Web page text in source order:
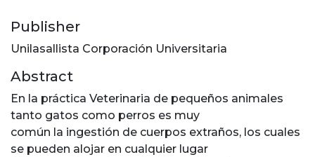
Publisher
Unilasallista Corporación Universitaria
Abstract
En la práctica Veterinaria de pequeños animales
tanto gatos como perros es muy
común la ingestión de cuerpos extraños, los cuales
se pueden alojar en cualquier lugar